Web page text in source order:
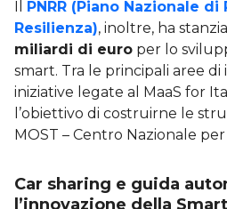
Il PNRR (Piano Nazionale di
Resilienza), inoltre, ha
miliardi di euro per lo
smart. Tra le principali aree
iniziative legate al MaaS for
l’obiettivo di costruirne le
MOST – Centro Nazionale
Car sharing e guida
l’innovazione della